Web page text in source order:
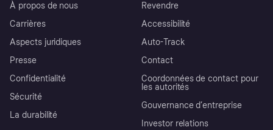
À propos de nous
Carrières
Aspects juridiques
Presse
Confidentialité
Sécurité
La durabilité
Revendre
Accessibilité
Auto-Track
Contact
Coordonnées de contact pour
les autorités
Gouvernance d’entreprise
Investor relations